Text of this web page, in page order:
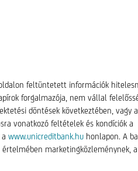
feltüntetett információk
forgalmazója, nem vállal
döntések következtében, vagy
vonatkozó feltételek és kondíciók a
www.unicreditbank.hu honlapon. A
marketingközleménynek,